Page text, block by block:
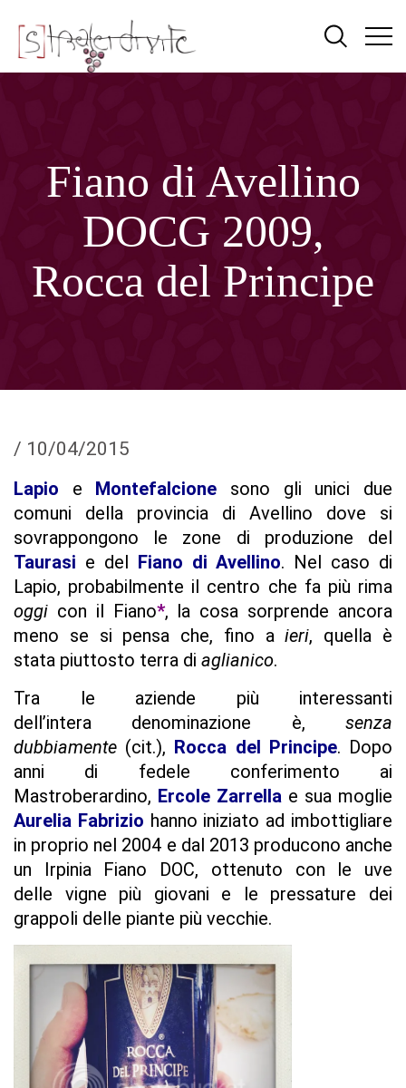
Fiano di Avellino
DOCG 2009,
Rocca del Principe
/ 10/04/2015
Lapio e Montefalcione
sono gli unici due
comuni della provincia di Avellino dove si
sovrappongono le zone di produzione del
Taurasi e del Fiano di Avellino. Nel caso di
Lapio, probabilmente il centro che fa più rima
oggi con il Fiano*, la cosa sorprende ancora
meno se si pensa che, fino aieri, quella è
stata piuttosto terra di aglianico.
Tra le aziende più interessanti
dell’intera denominazione è, senza
dubbiamente (cit.), Rocca del Principe. Dopo
anni di fedele conferimento ai
Mastroberardino, Ercole Zarrella e sua moglie
Aurelia Fabrizio hanno iniziato ad imbottigliare
in proprio nel 2004 e dal 2013 producono anche
un Irpinia Fiano DOC, ottenuto con le uve
delle vigne più giovani e le pressature dei
grappoli delle piante più vecchie.